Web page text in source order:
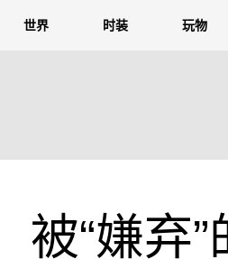
世界 时装 玩物
被“嫌弃